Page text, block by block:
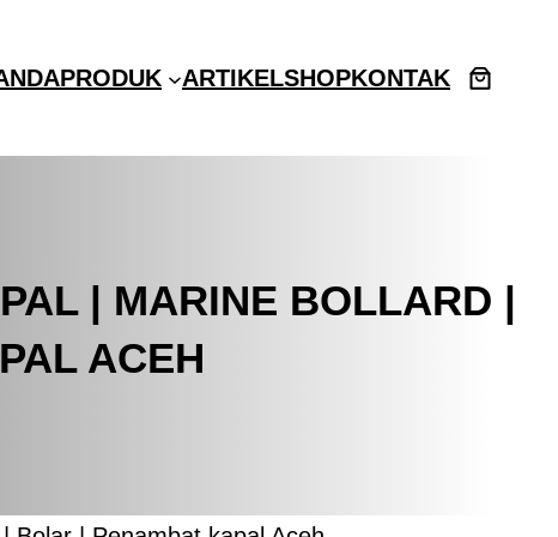
PRODUK ARTIKELSHOPKONTAK
| MARINE BOLLARD |
ACEH